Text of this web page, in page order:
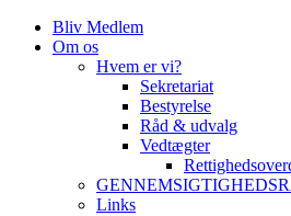
Bliv Medlem
Om os
Hvem er vi?
Sekretariat
Bestyrelse
Råd & udvalg
Vedtægter
Links